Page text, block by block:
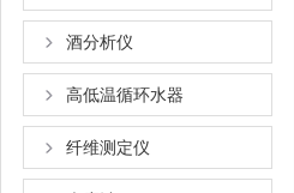
酒分析仪
高低温循环水器
纤维测定仪